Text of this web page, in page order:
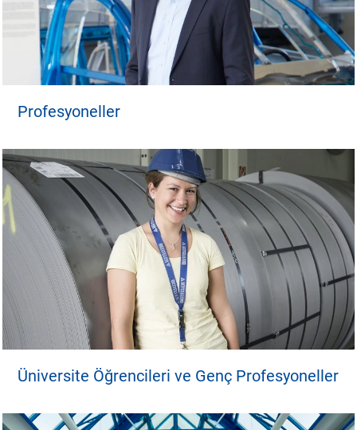
Profesyoneller
Üniversite Öğrencileri ve Genç Profesyoneller